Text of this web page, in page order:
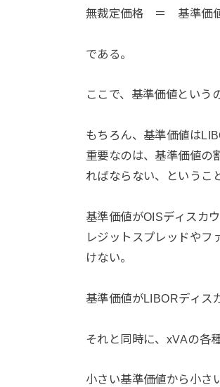
無裁定価格 ＝ 基準
である。
ここで、基準価値という
もちろん、基準価値は
重要なのは、基準価値の
ればならない、というこ
基準価値がOISディスカ
レジットスプレッドやフ
けない。
基準価値がLIBORディス
それと同時に、xVAの各
小さい基準価値から小さ